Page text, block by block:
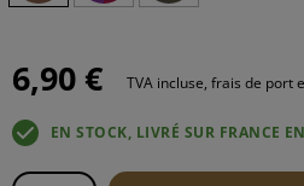
6,90 € TVA incluse, frais de port
EN STOCK, LIVRÉ SUR FRANCE